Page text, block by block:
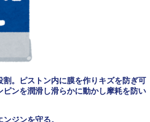
割。ピストン内に膜を作りキズを防ぎ可
ピンを潤滑し滑らかに動かし摩耗を防い
ジンを守る。